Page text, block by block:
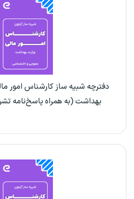
دفترچه شبیه ساز کارشناس امور
بهداشت (به همراه پاسخ‌نامه